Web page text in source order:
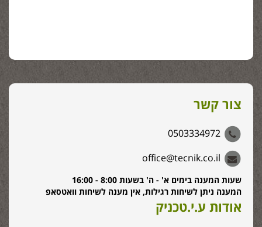
צור קשר
0503334972
office@tecnik.co.il
שעות המענה בימים א' - ה' בשעות 8:00 - 16:00
המענה ניתן לשיחות רגילות, אין מענה לשיחות וואטסאפ
אודות ע.י.טכניק